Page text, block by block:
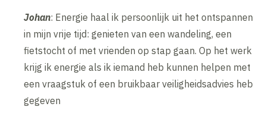
Johan: Energie haal ik persoonlijk uit het ontspannen
in mijn vrije tijd: genieten van een wandeling, een
fietstocht of met vrienden op stap gaan. Op het werk
krijg ik energie als ik iemand heb kunnen helpen met
een vraagstuk of een bruikbaar veiligheidsadvies heb
gegeven